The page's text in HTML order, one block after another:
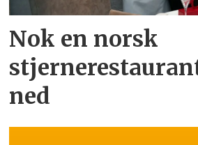
Nok en norsk
ned